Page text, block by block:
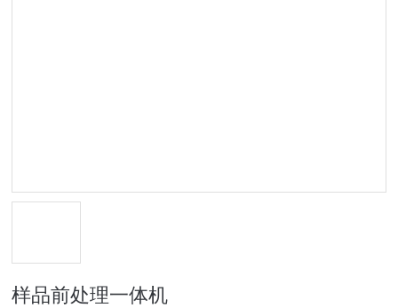
样品前处理一体机